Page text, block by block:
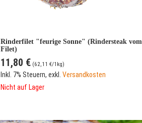
Rinderfilet "feurige Sonne" (Rindersteak vom
Filet)
11,80 € (62,11 €/1kg)
Inkl. 7% Steuern,exkl.Versandkosten
Nicht auf Lager